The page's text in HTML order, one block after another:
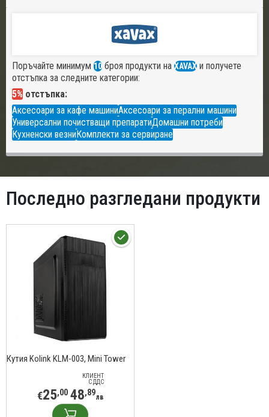
Поръчайте минимум 10 броя продукти на XAVAX и получете
отстъпка за следните категории:
5% отстъпка:
Аксесоари за кафе машиниАксесоари за перални машини
Универсални почистващи препаратиДомашни потреби
Кухненски везниКомплекти за сервиране
Последно разгледани продукти
Кутия Kolink KLM-003, Mini Tower
КЛИЕНТ
С ДДС
€25,00 48,89лв